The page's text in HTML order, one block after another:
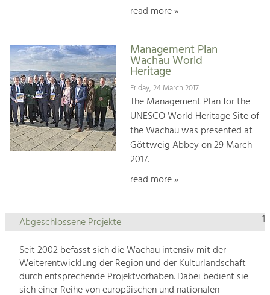
read more »
Management Plan
Wachau World
Heritage
Friday, 24 March 2017
The Management Plan for the
UNESCO World Heritage Site of
the Wachau was presented at
Göttweig Abbey on 29 March
2017.
read more »
1
Abgeschlossene Projekte
Seit 2002 befasst sich die Wachau intensiv mit der
Weiterentwicklung der Region und der Kulturlandschaft
durch entsprechende Projektvorhaben. Dabei bedient sie
sich einer Reihe von europäischen und nationalen